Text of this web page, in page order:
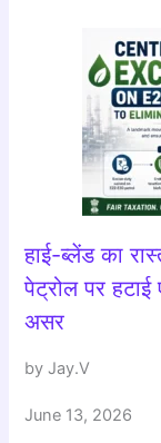
हाई-ब्लेंड का
पेट्रोल पर
असर
by Jay.V
June 13, 2026